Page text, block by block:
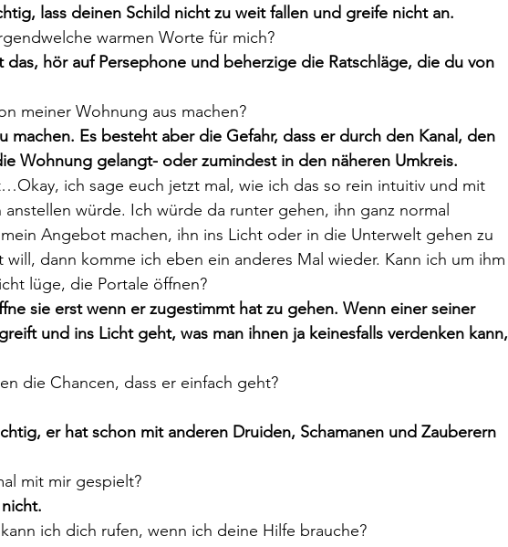
lass deinen Schild nicht zu weit fallen und greife nicht an.
warmen Worte für mich?
das, hör auf Persephone und beherzige die Ratschläge, die du von
meiner Wohnung aus machen?
machen. Es besteht aber die Gefahr, dass er durch den Kanal, den
Wohnung gelangt- oder zumindest in den näheren Umkreis.
ich sage euch jetzt mal, wie ich das so rein intuitiv und mit
würde. Ich würde da runter gehen, ihn ganz normal
Angebot machen, ihn ins Licht oder in die Unterwelt gehen zu
will, dann komme ich eben ein anderes Mal wieder. Kann ich um ihm
lüge, die Portale öffnen?
sie erst wenn er zugestimmt hat zu gehen. Wenn einer seiner
und ins Licht geht, was man ihnen ja keinesfalls verdenken kann,
die Chancen, dass er einfach geht?
er hat schon mit anderen Druiden, Schamanen und Zauberern
mit mir gespielt?
ich dich rufen, wenn ich deine Hilfe brauche?